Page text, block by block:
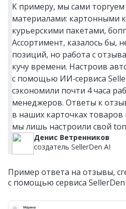
К примеру, мы сами
материалами: картонными
курьерскими пакетами,
Ассортимент, казалось бы,
позиций, но работа с
кучу времени. Настроив
с помощью ИИ‑сервиса
сэкономили почти 4 часа
менеджеров. Ответы к
в наших карточках товаров
мы лишь настроили свой
Денис Ветренников
создатель SellerDen AI
Пример ответа на отзывы,
с помощью сервиса